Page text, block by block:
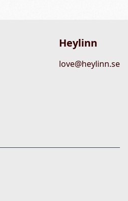
Heylinn
love@heylinn.se